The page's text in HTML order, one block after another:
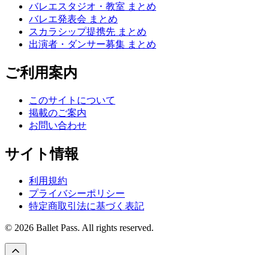
バレエスタジオ・教室 まとめ
バレエ発表会 まとめ
スカラシップ提携先 まとめ
出演者・ダンサー募集 まとめ
ご利用案内
このサイトについて
掲載のご案内
お問い合わせ
サイト情報
利用規約
プライバシーポリシー
特定商取引法に基づく表記
© 2026 Ballet Pass. All rights reserved.